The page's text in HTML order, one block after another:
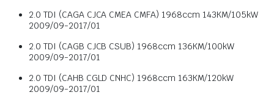
2.0 TDI (CAGA CJCA CMEA CMFA) 1968ccm 143KM/105kW
2009/09-2017/01
2.0 TDI (CAGB CJCB CSUB) 1968ccm 136KM/100kW
2009/09-2017/01
2.0 TDI (CAHB CGLD CNHC) 1968ccm 163KM/120kW
2009/09-2017/01